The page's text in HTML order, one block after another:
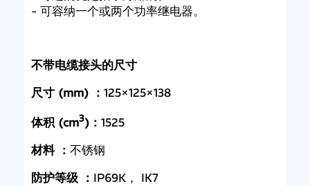
- 可容纳一个或两个功率继电器。
不带电缆接头的尺寸
尺寸 (mm) ： 125×125×138
体积 (cm3)： 1525
材料 ： 不锈钢
防护等级 ： IP69K， IK7